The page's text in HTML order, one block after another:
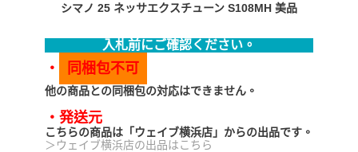
シマノ 25 ネッサエクスチューン S108MH 美品
入札前にご確認ください。
・ 同梱包不可
他の商品との同梱包の対応はできません。
・発送元
こちらの商品は「ウェイブ横浜店」からの出品です。
＞ウェイブ横浜店の出品はこちら